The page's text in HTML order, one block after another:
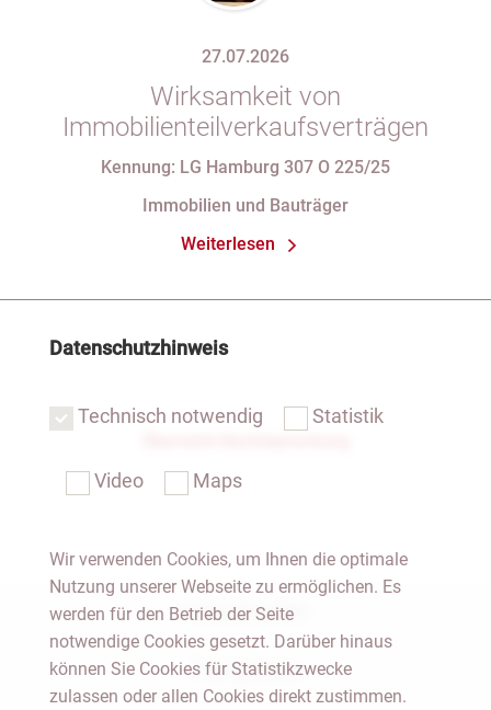
27.07.2026
Wirksamkeit von
Immobilienteilverkaufsverträgen
Kennung: LG Hamburg 307 O 225/25
Immobilien und Bauträger
Weiterlesen
Notar Dresden
Fachgebiete
Datenschutzhinweis
Technisch notwendig Statistik
Video Maps
Wir verwenden Cookies, um Ihnen die optimale
Nutzung unserer Webseite zu ermöglichen. Es
werden für den Betrieb der Seite
notwendige Cookies gesetzt. Darüber hinaus
können Sie Cookies für Statistikzwecke
zulassen oder allen Cookies direkt zustimmen.